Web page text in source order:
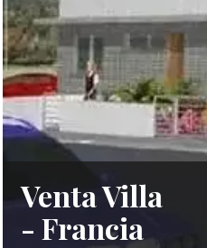
Venta Villa
- Francia